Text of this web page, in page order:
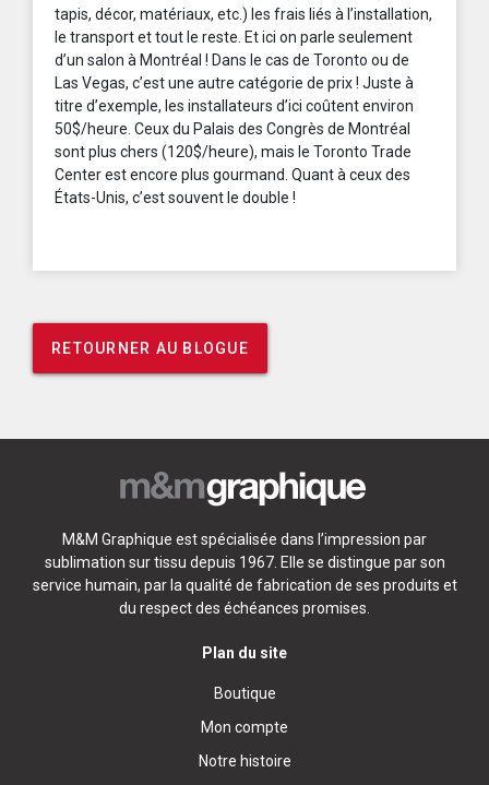
tapis, décor, matériaux, etc.) les frais liés à l’installation,
le transport et tout le reste. Et ici on parle seulement
d’un salon à Montréal ! Dans le cas de Toronto ou de
Las Vegas, c’est une autre catégorie de prix ! Juste à
titre d’exemple, les installateurs d’ici coûtent environ
50$/heure. Ceux du Palais des Congrès de Montréal
sont plus chers (120$/heure), mais le Toronto Trade
Center est encore plus gourmand. Quant à ceux des
États-Unis, c’est souvent le double !
RETOURNER AU BLOGUE
M&M Graphique est spécialisée dans l’impression par
sublimation sur tissu depuis 1967. Elle se distingue par son
service humain, par la qualité de fabrication de ses produits et
du respect des échéances promises.
Plan du site
Boutique
Mon compte
Notre histoire